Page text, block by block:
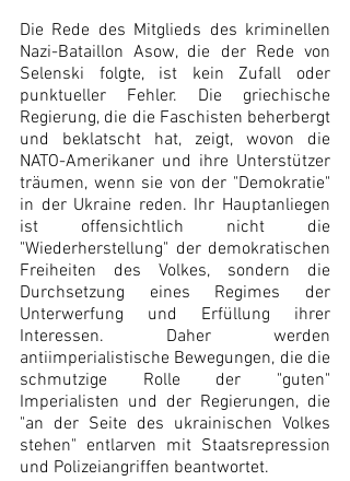
Die Rede des Mitglieds des kriminellen
Nazi-Bataillon Asow, die der Rede von
Selenski folgte, ist kein Zufall oder
punktueller Fehler. Die griechische
Regierung, die die Faschisten beherbergt
und beklatscht hat, zeigt, wovon die
NATO-Amerikaner und ihre Unterstützer
träumen, wenn sie von der "Demokratie"
in der Ukraine reden. Ihr Hauptanliegen
ist offensichtlich nicht die
"Wiederherstellung" der demokratischen
Freiheiten des Volkes, sondern die
Durchsetzung eines Regimes der
Unterwerfung und Erfüllung ihrer
Interessen. Daher werden
antiimperialistische Bewegungen, die die
schmutzige Rolle der "guten"
Imperialisten und der Regierungen, die
"an der Seite des ukrainischen Volkes
stehen" entlarven mit Staatsrepression
und Polizeiangriffen beantwortet.